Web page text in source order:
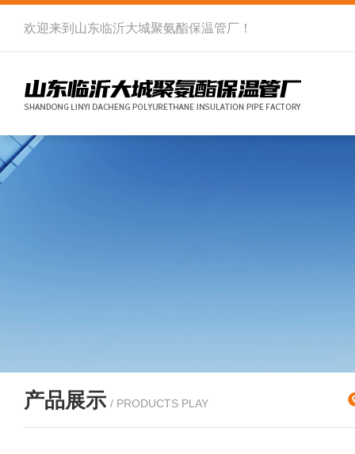
欢迎来到 山东临沂大城聚氨酯保温管厂 ！
产品展示 / PRODUCTS PLAY